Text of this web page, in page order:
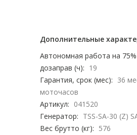
Дополнительные
Автономная работа на 75%
дозаправ (ч): 19
Гарантия, срок (мес): 36
моточасов
Артикул: 041520
Генератор: TSS-SA-30 (Z)
Вес брутто (кг): 576